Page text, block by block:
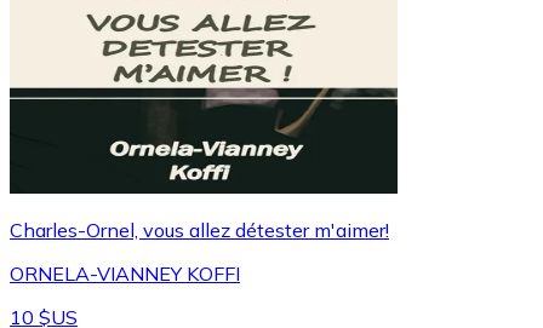
Charles-Ornel, vous allez détester m'aimer!
ORNELA-VIANNEY KOFFI
10 $US